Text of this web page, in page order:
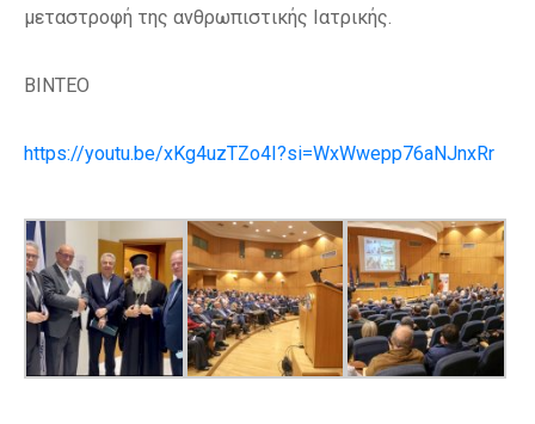
μεταστροφή της ανθρωπιστικής Ιατρικής.
ΒΙΝΤΕΟ
https://youtu.be/xKg4uzTZo4I?si=WxWwepp76aNJnxRr